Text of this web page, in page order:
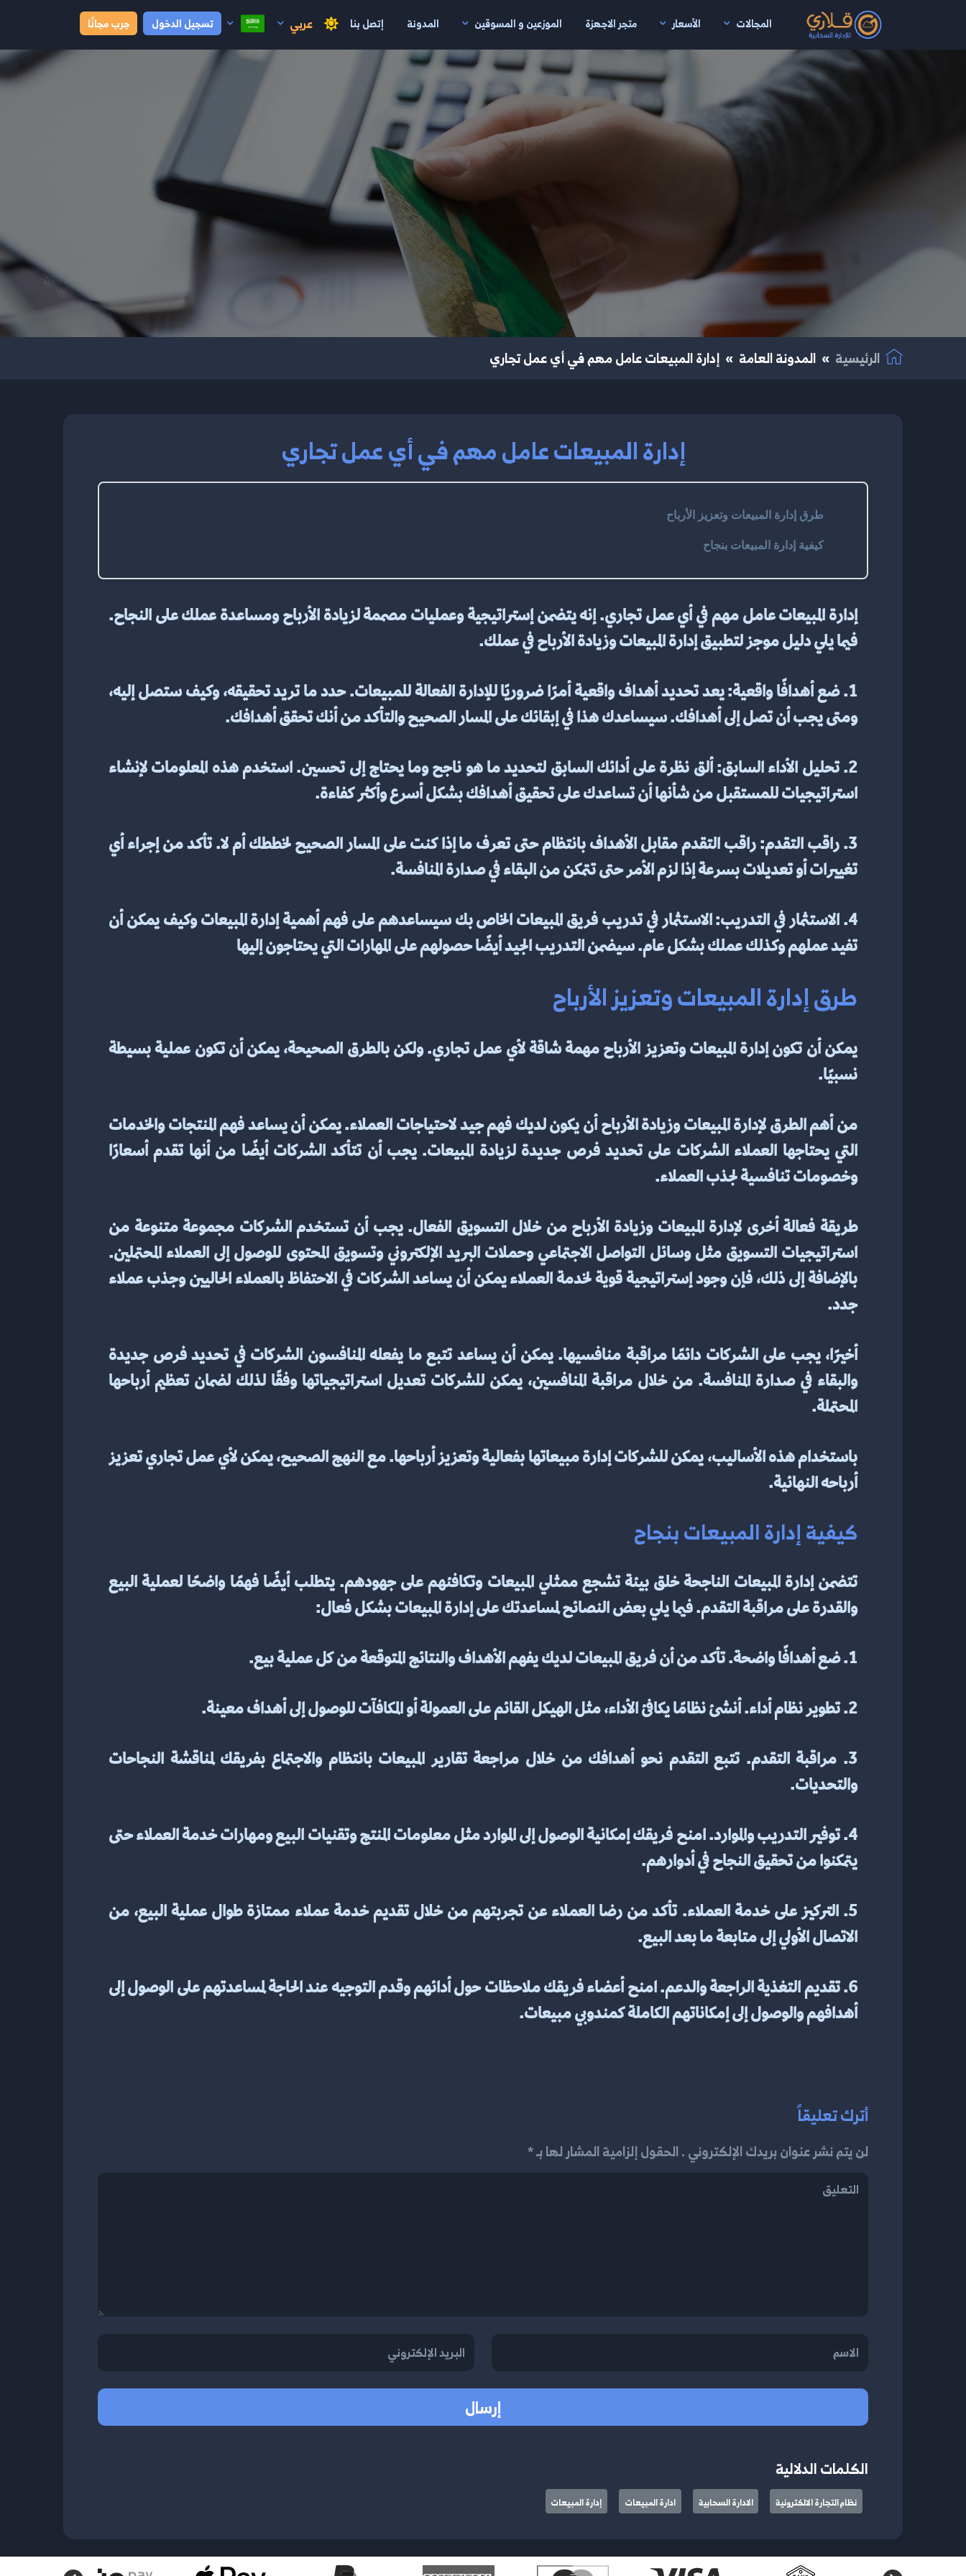
المجالات الأسعار متجر الاجهزة الموزعين و المسوقين المدونة إتصل بنا عربي تسجيل الدخول جرب مجانًا
انتقال إلى المحتوى الرئيسي
الرئيسية المدونة العامة إدارة المبيعات عامل مهم في أي عمل تجاري
إدارة المبيعات عامل مهم في أي عمل تجاري
طرق إدارة المبيعات وتعزيز الأرباح
كيفية إدارة المبيعات بنجاح
فيما يلي دليل موجز لتطبيق إدارة المبيعات وزيادة الأرباح في عملك.
ومتى يجب أن تصل إلى أهدافك. سيساعدك هذا في إبقائك على المسار الصحيح والتأكد من أنك تحقق أهدافك.
استراتيجيات للمستقبل من شأنها أن تساعدك على تحقيق أهدافك بشكل أسرع وأكثر كفاءة.
تغييرات أو تعديلات بسرعة إذا لزم الأمر حتى تتمكن من البقاء في صدارة المنافسة.
تفيد عملهم وكذلك عملك بشكل عام. سيضمن التدريب الجيد أيضًا حصولهم على المهارات التي يحتاجون إليها
طرق إدارة المبيعات وتعزيز الأرباح
نسبيًا.
وخصومات تنافسية لجذب العملاء.
جدد.
المحتملة.
باستخدام هذه الأساليب، يمكن للشركات إدارة مبيعاتها بفعالية وتعزيز أرباحها. مع النهج الصحيح، يمكن لأي عمل تجاري تعزيز
أرباحه النهائية.
كيفية إدارة المبيعات بنجاح
والقدرة على مراقبة التقدم. فيما يلي بعض النصائح لمساعدتك على إدارة المبيعات بشكل فعال:
1. ضع أهدافًا واضحة. تأكد من أن فريق المبيعات لديك يفهم الأهداف والنتائج المتوقعة من كل عملية بيع.
2. تطوير نظام أداء. أنشئ نظامًا يكافئ الأداء، مثل الهيكل القائم على العمولة أو المكافآت للوصول إلى أهداف معينة.
والتحديات.
يتمكنوا من تحقيق النجاح في أدوارهم.
الاتصال الأولي إلى متابعة ما بعد البيع.
أهدافهم والوصول إلى إمكاناتهم الكاملة كمندوبي مبيعات.
أترك تعليقاً
لن يتم نشر عنوان بريدك الإلكتروني . الحقول إلزامية المشار لها بـ *
إرسال
الكلمات الدلالية
نظام التجارة الالكترونية الادارة السحابية ادارة المبيعات إدارة المبيعات